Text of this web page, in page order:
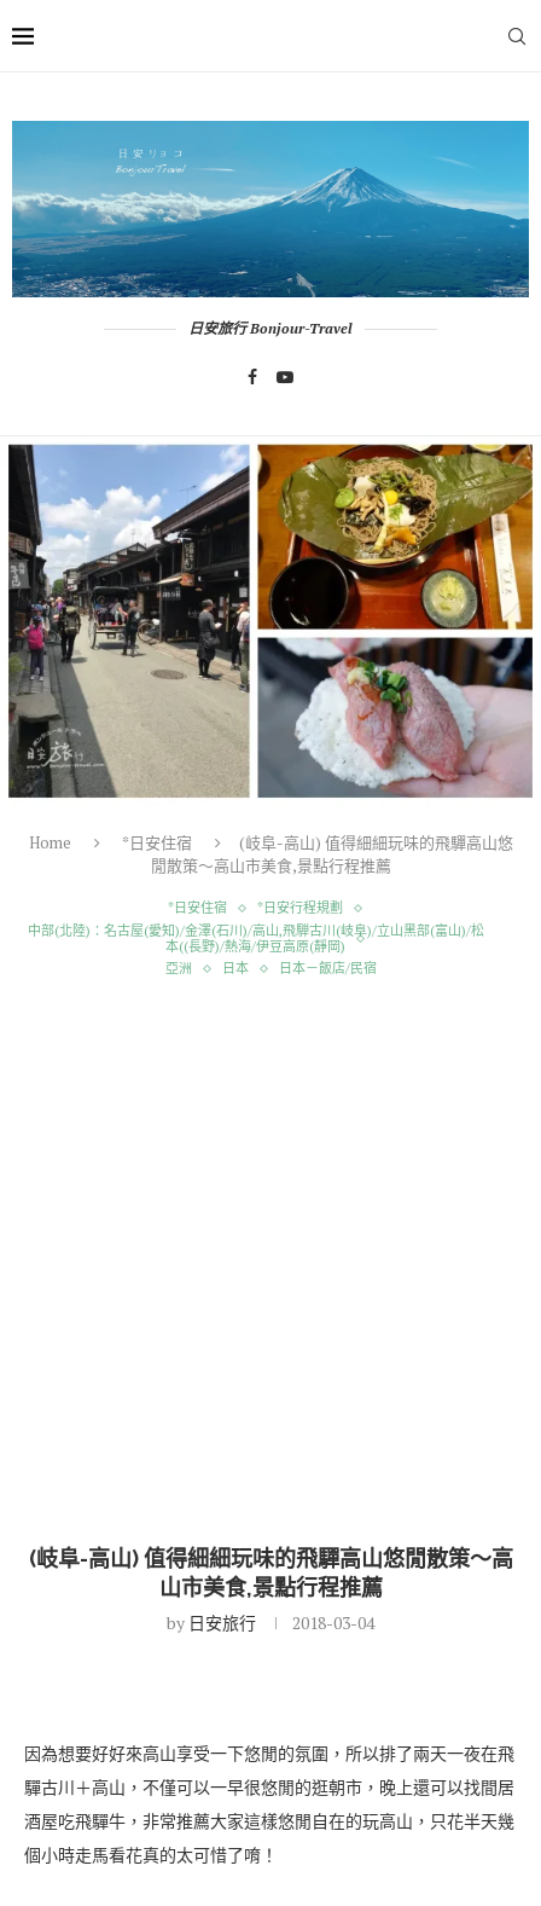
日安旅行 Bonjour-Travel
Home *日安住宿
(岐阜-高山) 值得細細玩味的飛驒高山悠
閒散策～高山市美食,景點行程推薦
*日安住宿
*日安行程規劃
中部(北陸)：名古屋(愛知)/金澤(石川)/高山,飛騨古川(岐阜)/立山黑部(富山)/松
本((長野)/熱海/伊豆高原(靜岡)
亞洲
日本 日本－飯店/民宿
(岐阜-高山) 值得細細玩味的飛驒高山悠閒散策～高
山市美食,景點行程推薦
by 日安旅行 2018-03-04
因為想要好好來高山享受一下悠閒的氛圍，所以排了兩天一夜在飛
驒古川＋高山，不僅可以一早很悠閒的逛朝市，晚上還可以找間居
酒屋吃飛驒牛，非常推薦大家這樣悠閒自在的玩高山，只花半天幾
個小時走馬看花真的太可惜了唷！